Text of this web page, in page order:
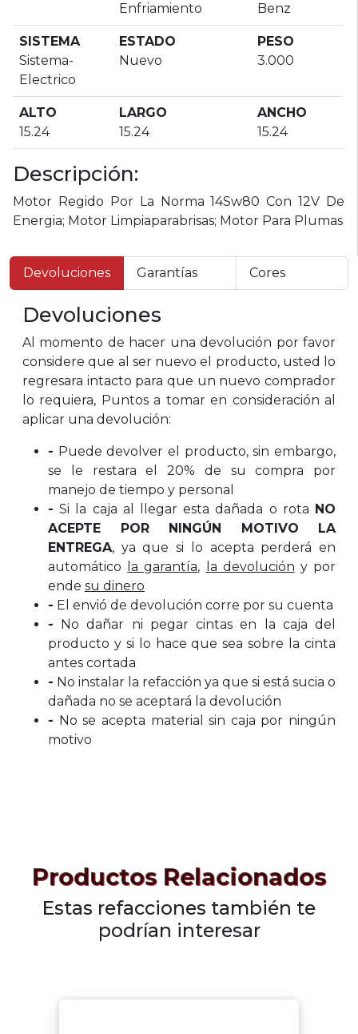
Enfriamiento
Benz
SISTEMA
Sistema-
Electrico
ESTADO
Nuevo
PESO
3.000
ALTO
15.24
LARGO
15.24
ANCHO
15.24
Descripción:
Motor Regido Por La Norma 14Sw80 Con 12V De
Energia; Motor Limpiaparabrisas; Motor Para Plumas
Devoluciones Garantías Cores
Devoluciones
Al momento de hacer una devolución por favor
considere que al ser nuevo el producto, usted lo
regresara intacto para que un nuevo comprador
lo requiera, Puntos a tomar en consideración al
aplicar una devolución:
- Puede devolver el producto, sin embargo,
se le restara el 20% de su compra por
manejo de tiempo y personal
- Si la caja al llegar esta dañada o rota NO
ACEPTE POR NINGÚN MOTIVO LA
ENTREGA, ya que si lo acepta perderá en
automático
la garantía, la devolución y por
ende su dinero
- El envió de devolución corre por su cuenta
- No dañar ni pegar cintas en la caja del
producto y si lo hace que sea sobre la cinta
antes cortada
- No instalar la refacción ya que si está sucia o
dañada no se aceptará la devolución
- No se acepta material sin caja por ningún
motivo
Productos Relacionados
Estas refacciones también te
podrían interesar